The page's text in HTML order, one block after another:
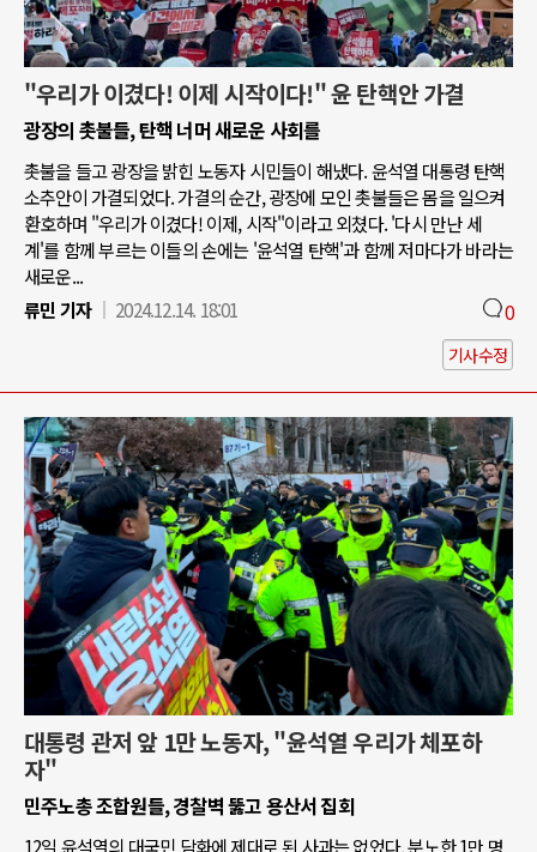
"우리가 이겼다! 이제 시작이다!" 윤 탄핵안 가결
광장의 촛불들, 탄핵 너머 새로운 사회를
촛불을 들고 광장을 밝힌 노동자 시민들이 해냈다. 윤석열 대통령 탄핵
소추안이 가결되었다. 가결의 순간, 광장에 모인 촛불들은 몸을 일으켜
환호하며 "우리가 이겼다! 이제, 시작"이라고 외쳤다. '다시 만난 세
계'를 함께 부르는 이들의 손에는 '윤석열 탄핵'과 함께 저마다가 바라는
새로운...
류민 기자
2024.12.14. 18:01 0
기사수정
대통령 관저 앞 1만 노동자, "윤석열 우리가 체포하
자"
민주노총 조합원들, 경찰벽 뚫고 용산서 집회
12일 윤석열의 대국민 담화에 제대로 된 사과는 없었다. 분노한 1만 명